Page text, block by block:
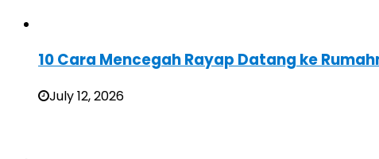
10 Cara Mencegah Rayap Datang ke
July 12, 2026